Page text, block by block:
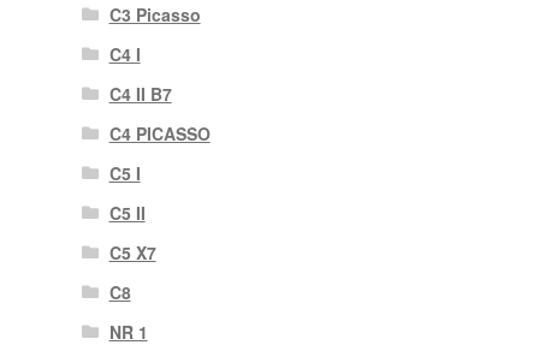
C3 Picasso
C4 I
C4 II B7
C4 PICASSO
C5 I
C5 II
C5 X7
C8
NR 1